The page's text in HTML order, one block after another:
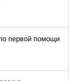
первой помощи